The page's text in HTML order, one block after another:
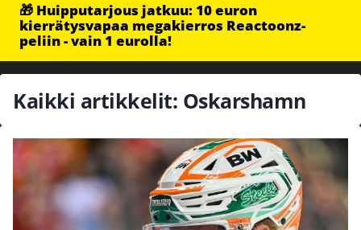
🎁 Huipputarjous jatkuu: 10 euron
kierrätysvapaa megakierros Reactoonz-
peliin - vain 1 eurolla!
Kaikki artikkelit: Oskarshamn